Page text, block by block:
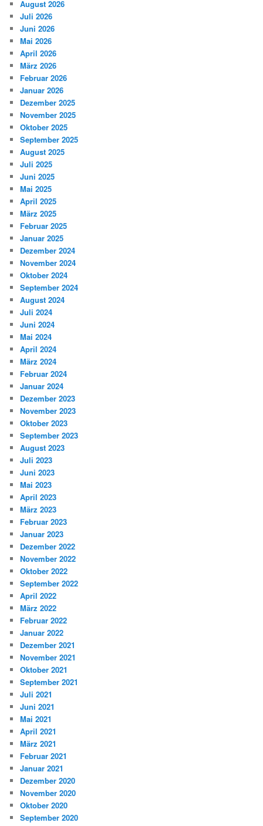
August 2026
Juli 2026
Juni 2026
Mai 2026
April 2026
März 2026
Februar 2026
Januar 2026
Dezember 2025
November 2025
Oktober 2025
September 2025
August 2025
Juli 2025
Juni 2025
Mai 2025
April 2025
März 2025
Februar 2025
Januar 2025
Dezember 2024
November 2024
Oktober 2024
September 2024
August 2024
Juli 2024
Juni 2024
Mai 2024
April 2024
März 2024
Februar 2024
Januar 2024
Dezember 2023
November 2023
Oktober 2023
September 2023
August 2023
Juli 2023
Juni 2023
Mai 2023
April 2023
März 2023
Februar 2023
Januar 2023
Dezember 2022
November 2022
Oktober 2022
September 2022
April 2022
März 2022
Februar 2022
Januar 2022
Dezember 2021
November 2021
Oktober 2021
September 2021
Juli 2021
Juni 2021
Mai 2021
April 2021
März 2021
Februar 2021
Januar 2021
Dezember 2020
November 2020
Oktober 2020
September 2020